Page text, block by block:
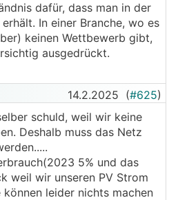
dafür, dass man in der
In einer Branche, wo es
keinen Wettbewerb gibt,
ausgedrückt.
14.2.2025 (#625)
schuld, weil wir keine
Deshalb muss das Netz
5% und das
weil wir unseren PV Strom
können leider nichts machen